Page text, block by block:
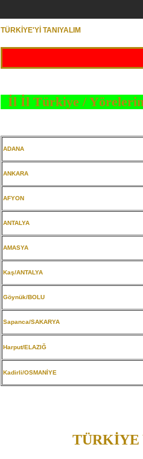
TÜRKİYE'Yİ TANIYALIM
İl İl Türkiye /
ADANA
ANKARA
AFYON
ANTALYA
AMASYA
Kaş/ANTALYA
Göynük/BOLU
Sapanca/SAKARYA
Harput/ELAZIĞ
Kadirli/OSMANİYE